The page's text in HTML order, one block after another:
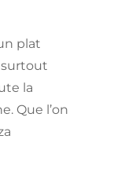
plat
surtout
la
Que l’on